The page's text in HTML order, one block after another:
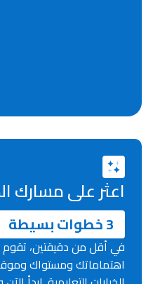
اعثر على مسارك
3 خطوات بسيطة
في أقل من دقيقتين، تقوم
اهتماماتك ومستواك